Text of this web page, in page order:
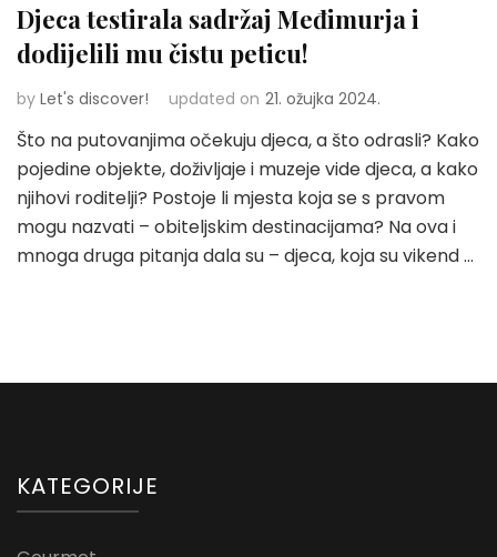
Djeca testirala sadržaj Međimurja i
dodijelili mu čistu peticu!
by Let's discover! updated on 21. ožujka 2024.
Što na putovanjima očekuju djeca, a što odrasli? Kako
pojedine objekte, doživljaje i muzeje vide djeca, a kako
njihovi roditelji? Postoje li mjesta koja se s pravom
mogu nazvati – obiteljskim destinacijama? Na ova i
mnoga druga pitanja dala su – djeca, koja su vikend …
KATEGORIJE